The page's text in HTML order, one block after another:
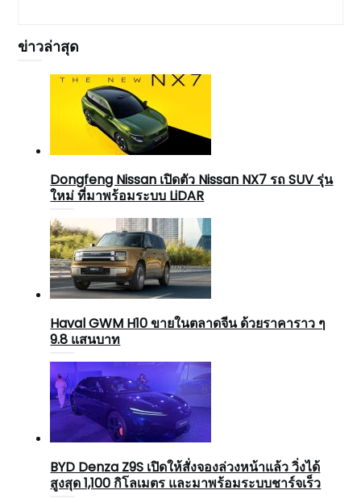
ข่าวล่าสุด
Dongfeng Nissan เปิดตัว Nissan NX7 รถ SUV รุ่น
ใหม่ ที่มาพร้อมระบบ LiDAR
Haval GWM H10 ขายในตลาดจีน ด้วยราคาราว ๆ
9.8 แสนบาท
BYD Denza Z9S เปิดให้สั่งจองล่วงหน้าแล้ว วิ่งได้
สูงสุด 1,100 กิโลเมตร และมาพร้อมระบบชาร์จเร็ว